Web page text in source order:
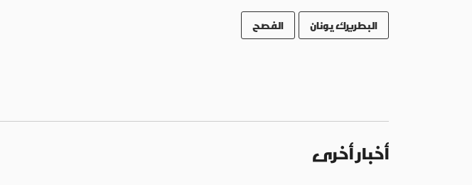
البطريرك يونان الفصح
أخبار أخرى